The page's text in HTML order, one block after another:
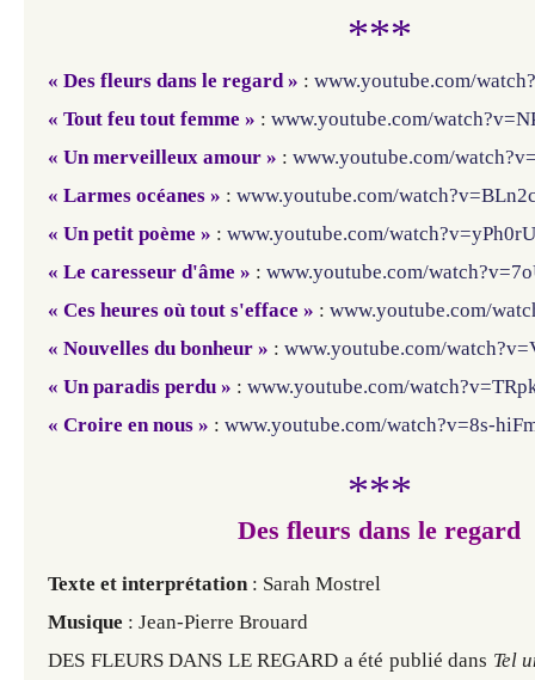
***
« Des fleurs dans le regard » : www.youtube.com/
« Tout feu tout femme » : www.youtube.com/
« Un merveilleux amour » : www.youtube.com/
« Larmes océanes » : www.youtube.com/
« Un petit poème » : www.youtube.com/
« Le caresseur d'âme » : www.youtube.com/
« Ces heures où tout s'efface » : www.youtube.com/
« Nouvelles du bonheur » : www.youtube.com/
« Un paradis perdu » : www.youtube.com/
« Croire en nous » : www.youtube.com/watch?v=8s-
***
Des fleurs dans le regard
Texte et interprétation: Sarah Mostrel
Musique : Jean-Pierre Brouard
DES FLEURS DANS LE REGARD a été publié dans Tel